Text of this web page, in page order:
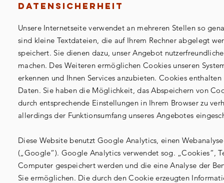
Datensicherheit
Unsere Internetseite verwendet an mehreren Stellen so
sind kleine Textdateien, die auf Ihrem Rechner abgelegt
speichert. Sie dienen dazu, unser Angebot
machen. Des Weiteren ermöglichen Cookies unseren
erkennen und Ihnen Services anzubieten. Cookies
Daten. Sie haben die Möglichkeit, das Abspeichern von
durch entsprechende Einstellungen in Ihrem Browser zu
allerdings der Funktionsumfang unseres Angebotes
Diese Website benutzt Google Analytics, einen
(„Google“). Google Analytics verwendet sog. „Cookies“,
Computer gespeichert werden und die eine Analyse der
Sie ermöglichen. Die durch den Cookie erzeugten